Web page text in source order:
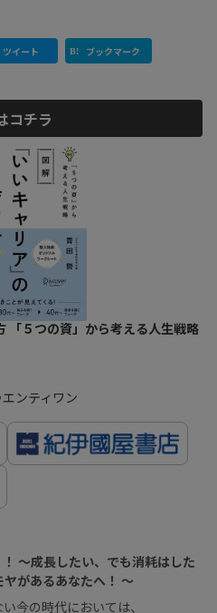
ツイート ブックマーク
コチラ
「５つの資」から考える人生戦略
ンティワン
〜成長したい、でも消耗はした
があるあなたへ！ 〜
今の時代においては、